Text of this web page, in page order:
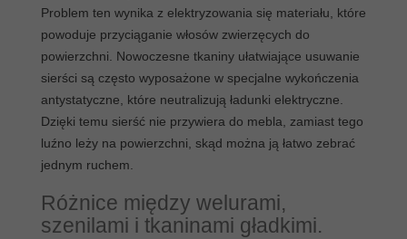
Problem ten wynika z elektryzowania się materiału, które
powoduje przyciąganie włosów zwierzęcych do
powierzchni. Nowoczesne tkaniny ułatwiające usuwanie
sierści są często wyposażone w specjalne wykończenia
antystatyczne, które neutralizują ładunki elektryczne.
Dzięki temu sierść nie przywiera do mebla, zamiast tego
luźno leży na powierzchni, skąd można ją łatwo zebrać
jednym ruchem.
Różnice między welurami,
szenilami i tkaninami gładkimi.